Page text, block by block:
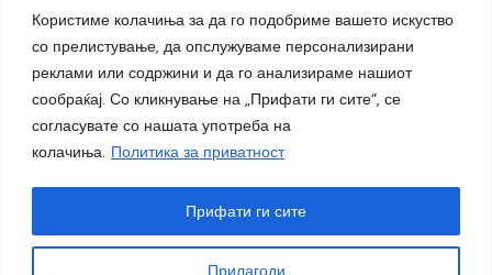
Користиме колачиња за да го подобриме вашето искуство
со прелистување, да опслужуваме персонализирани
реклами или содржини и да го анализираме нашиот
сообраќај. Со кликнување на „Прифати ги сите“, се
согласувате со нашата употреба на
колачиња. Политика за приватност
Прилагоди
Прифати ги сите
Импресум|Маркетинг